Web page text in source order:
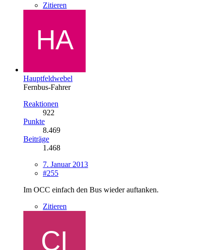
Zitieren
Hauptfeldwebel
Fernbus-Fahrer
Reaktionen
922
Punkte
8.469
Beiträge
1.468
7. Januar 2013
#255
Im OCC einfach den Bus wieder auftanken.
Zitieren